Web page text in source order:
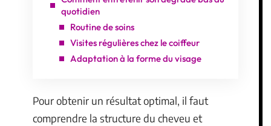
quotidien
Routine de soins
Visites régulières chez le coiffeur
Adaptation à la forme du visage
Pour obtenir un résultat optimal, il faut
comprendre la structure du cheveu et